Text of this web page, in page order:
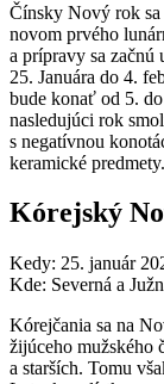
Čínsky Nový rok sa
novom prvého
a prípravy sa začnú
25. Januára do 4.
bude konať od 5.
nasledujúci rok
s negatívnou
keramické predmety.
Kórejský
Kedy: 25. január
Kde: Severná a
Kórejčania sa na
žijúceho mužského
a starších. Tomu